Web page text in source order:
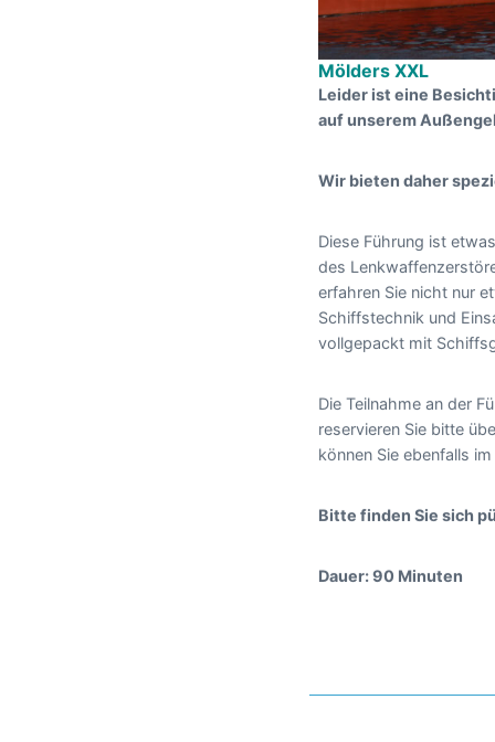
Mölders XXL
Leider ist eine
auf unserem
Wir bieten daher
Diese Führung ist
des
erfahren Sie nicht nur
Schiffstechnik und
vollgepackt mit
Die Teilnahme an der
reservieren Sie bitte
können Sie ebenfalls
Bitte finden Sie sich
Dauer: 90 Minuten